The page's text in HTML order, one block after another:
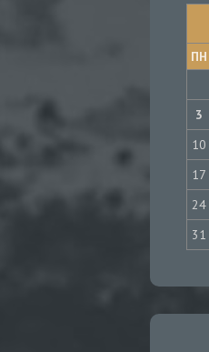
ПН
3
10
17
24
31